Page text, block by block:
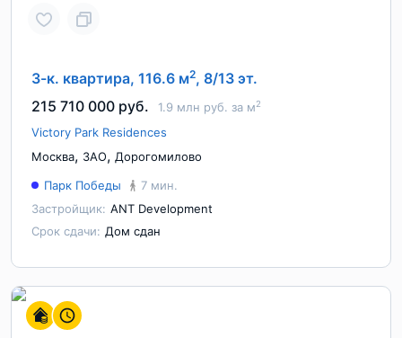
3-к. квартира, 116.6 м2, 8/13 эт.
215 710 000 руб.
1.9 млн руб. за м2
Victory Park Residences
Москва, ЗАО, Дорогомилово
Парк Победы
7 мин.
Застройщик: ANT Development
Срок сдачи: Дом сдан